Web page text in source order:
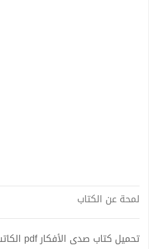
لمحة عن الكتاب
تحميل كتاب صدى الأفكار pdf الكاتب أماني سليمان